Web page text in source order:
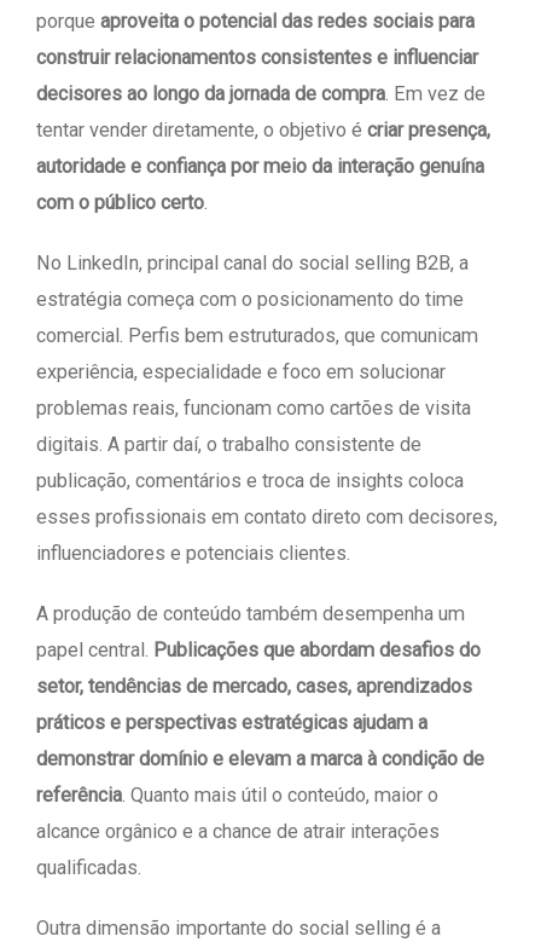
porque aproveita o potencial das redes sociais para
construir relacionamentos consistentes e influenciar
decisores ao longo da jornada de compra. Em vez de
tentar vender diretamente, o objetivo é criar presença,
autoridade e confiança por meio da interação genuína
com o público certo.
No LinkedIn, principal canal do social selling B2B, a
estratégia começa com o posicionamento do time
comercial. Perfis bem estruturados, que comunicam
experiência, especialidade e foco em solucionar
problemas reais, funcionam como cartões de visita
digitais. A partir daí, o trabalho consistente de
publicação, comentários e troca de insights coloca
esses profissionais em contato direto com decisores,
influenciadores e potenciais clientes.
A produção de conteúdo também desempenha um
papel central. Publicações que abordam desafios do
setor, tendências de mercado, cases, aprendizados
práticos e perspectivas estratégicas ajudam a
demonstrar domínio e elevam a marca à condição de
referência. Quanto mais útil o conteúdo, maior o
alcance orgânico e a chance de atrair interações
qualificadas.
Outra dimensão importante do social selling é a